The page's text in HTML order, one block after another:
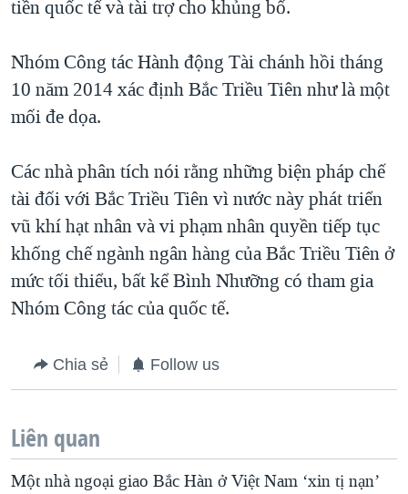
tiền quốc tế và tài trợ cho khủng bố.
Nhóm Công tác Hành động Tài chánh hồi tháng
10 năm 2014 xác định Bắc Triều Tiên như là một
mối đe dọa.
Các nhà phân tích nói rằng những biện pháp chế
tài đối với Bắc Triều Tiên vì nước này phát triển
vũ khí hạt nhân và vi phạm nhân quyền tiếp tục
khống chế ngành ngân hàng của Bắc Triều Tiên ở
mức tối thiểu, bất kể Bình Nhưỡng có tham gia
Nhóm Công tác của quốc tế.
Chia sẻ Follow us
Liên quan
Một nhà ngoại giao Bắc Hàn ở Việt Nam ‘xin tị nạn’